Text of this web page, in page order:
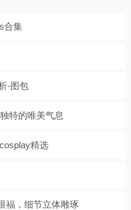
合集
-图包
特的唯美气息
精选
福，细节立体雕琢